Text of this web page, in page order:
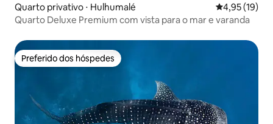
Quarto privativo ⋅ Hulhumalé 4,95 de uma
4,95 (19)
Quarto Deluxe Premium com vista para o mar e varanda
Preferido dos hóspedes
Preferido dos hóspedes